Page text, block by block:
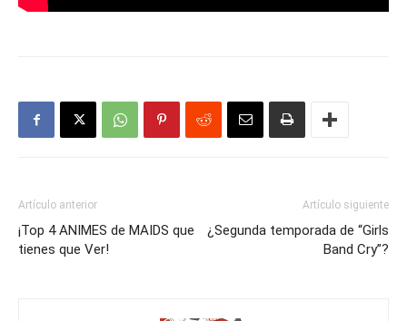
Artículo anterior
¡Top 4 ANIMES de MAIDS que
tienes que Ver!
Artículo siguiente
¿Segunda temporada de “Girls
Band Cry”?